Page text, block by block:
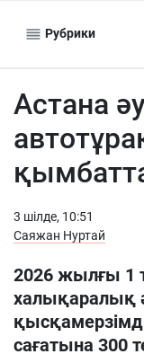
Рубрики
Астана
3 шiлде, 10:51
Саяжан Нуртай
2026 жылғы 1
халықаралық
сағатына 300